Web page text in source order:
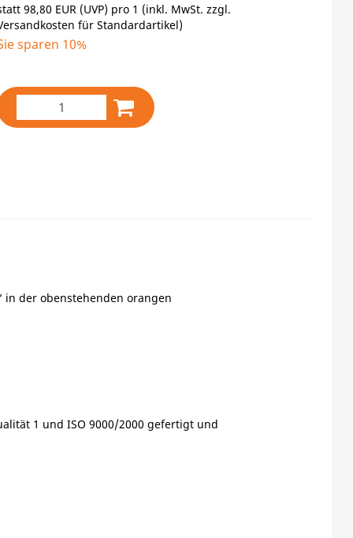
98,80 EUR (UVP) pro 1 (inkl. MwSt. zzgl.
für Standardartikel)
sparen 10%
in der obenstehenden orangen
1 und ISO 9000/2000 gefertigt und